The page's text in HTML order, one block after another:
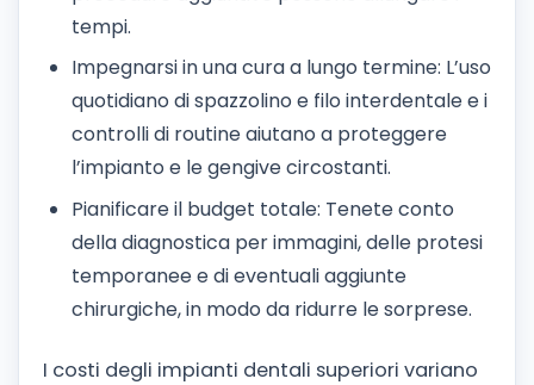
tempi.
Impegnarsi in una cura a lungo termine: L’uso
quotidiano di spazzolino e filo interdentale e i
controlli di routine aiutano a proteggere
l’impianto e le gengive circostanti.
Pianificare il budget totale: Tenete conto
della diagnostica per immagini, delle protesi
temporanee e di eventuali aggiunte
chirurgiche, in modo da ridurre le sorprese.
I costi degli impianti dentali superiori variano